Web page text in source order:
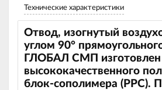
Технические характеристики
Отвод, изогнутый
углом 90°
ГЛОБАЛ СМП изготовлен
высококачественного
блок-сополимера (РРС).